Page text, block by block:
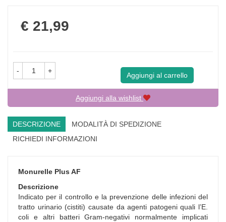
Prezzo
€ 21,99
- +
Aggiungi al carrello
Aggiungi alla wishlist
DESCRIZIONE
MODALITÀ DI SPEDIZIONE
RICHIEDI INFORMAZIONI
Monurelle Plus AF
Descrizione
Indicato per il controllo e la prevenzione delle infezioni del
tratto urinario (cistiti) causate da agenti patogeni quali l’E.
coli e altri batteri Gram-negativi normalmente implicati